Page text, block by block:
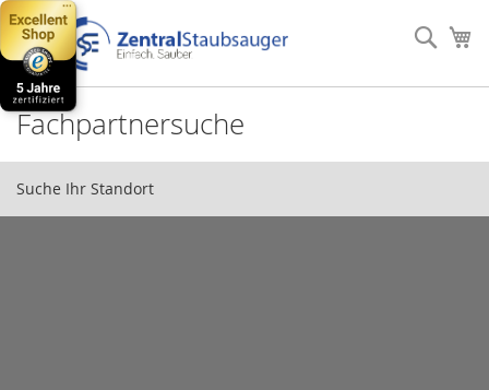
Direkt
zum
Inhalt
Fachpartnersuche
Suche Ihr Standort